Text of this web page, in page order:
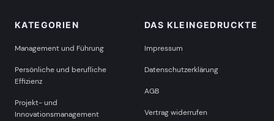
KATEGORIEN
Management und Führung
Persönliche und berufliche
Effizienz
Projekt- und
Innovationsmanagement
DAS KLEINGEDRUCKTE
Impressum
Datenschutzerklärung
AGB
Vertrag widerrufen